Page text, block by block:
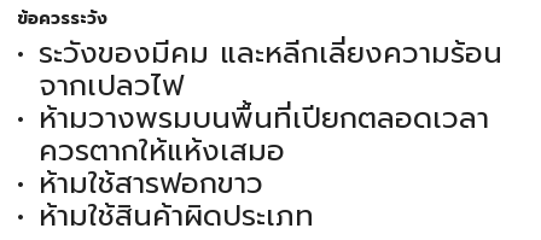
ข้อควรระวัง
ระวังของมีคม และหลีกเลี่ยงความร้อน
จากเปลวไฟ
ห้ามวางพรมบนพื้นที่เปียกตลอดเวลา
ควรตากให้แห้งเสมอ
ห้ามใช้สารฟอกขาว
ห้ามใช้สินค้าผิดประเภท